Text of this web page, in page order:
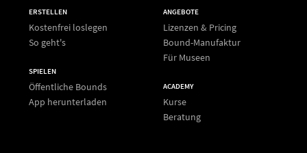
ERSTELLEN
Kostenfrei loslegen
So geht's
SPIELEN
Öffentliche Bounds
App herunterladen
ANGEBOTE
Lizenzen & Pricing
Bound-Manufaktur
Für Museen
ACADEMY
Kurse
Beratung